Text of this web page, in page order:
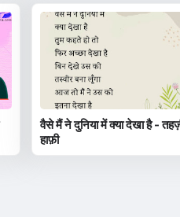
वैसे मैं ने दुनिया में क्या देखा है -
हाफ़ी